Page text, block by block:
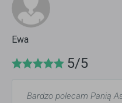
Ewa
5/5
Bardzo polecam Panią